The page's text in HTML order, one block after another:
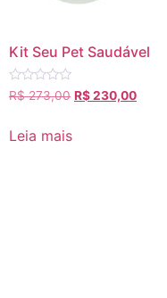
Kit Seu Pet Saudável
Avaliação
0
R$273,00 R$230,00
Leia mais